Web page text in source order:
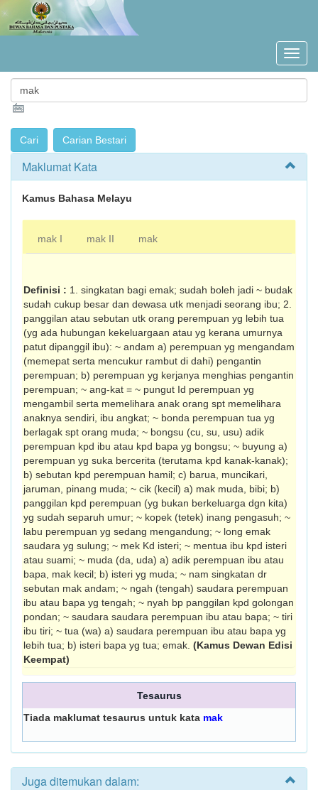
Maklumat Kata
Kamus Bahasa Melayu
mak I mak II mak
Definisi : 1. singkatan bagi emak; sudah boleh jadi ~ budak
sudah cukup besar dan dewasa utk menjadi seorang ibu; 2.
panggilan atau sebutan utk orang perempuan yg lebih tua
(yg ada hubungan kekeluargaan atau yg kerana umurnya
patut dipanggil ibu): ~ andam a) perempuan yg mengandam
(me­mepat serta mencukur rambut di dahi) pe­ngantin
perempuan; b) perempuan yg kerja­nya menghias pengantin
perempuan; ~ ang-kat = ~ pungut Id perempuan yg
mengambil serta memelihara anak orang spt memelihara
anaknya sendiri, ibu angkat; ~ bonda perem­puan tua yg
berlagak spt orang muda; ~ bongsu (cu, su, usu) adik
perempuan kpd ibu atau kpd bapa yg bongsu; ~ buyung a)
perempuan yg suka bercerita (terutama kpd kanak-kanak);
b) sebutan kpd perempuan hamil; c) barua, muncikari,
jaruman, pinang muda; ~ cik (kecil) a) mak muda, bibi; b)
panggilan kpd perem­puan (yg bukan berkeluarga dgn kita)
yg sudah separuh umur; ~ kopek (tetek) inang pengasuh; ~
labu perempuan yg sedang mengandung; ~ long emak
saudara yg sulung; ~ mek Kd isteri; ~ mentua ibu kpd isteri
atau suami; ~ muda (da, uda) a) adik perempuan ibu atau
bapa, mak kecil; b) isteri yg muda; ~ nam singkatan dr
sebutan mak andam; ~ ngah (tengah) sau­dara perempuan
ibu atau bapa yg tengah; ~ nyah bp panggilan kpd golongan
pondan; ~ saudara saudara perempuan ibu atau bapa; ~ tiri
ibu tiri; ~ tua (wa) a) saudara perempuan ibu atau bapa yg
lebih tua; b) isteri bapa yg tua; emak. (Kamus Dewan Edisi
Keempat)
Tesaurus
Tiada maklumat tesaurus untuk kata mak
Juga ditemukan dalam: